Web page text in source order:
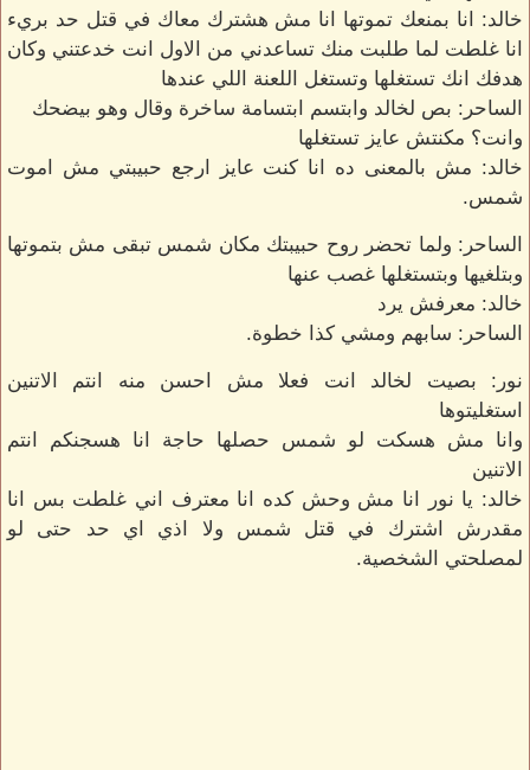
خالد: انا بمنعك تموتها انا مش هشترك معاك في قتل حد بريء
انا غلطت لما طلبت منك تساعدني من الاول انت خدعتني وكان
هدفك انك تستغلها وتستغل اللعنة اللي عندها
الساحر: بص لخالد وابتسم ابتسامة ساخرة وقال وهو بيضحك
وانت؟ مكنتش عايز تستغلها
خالد: مش بالمعنى ده انا كنت عايز ارجع حبيبتي مش اموت
شمس.
الساحر: ولما تحضر روح حبيبتك مكان شمس تبقى مش بتموتها
وبتلغيها وبتستغلها غصب عنها
خالد: معرفش يرد
الساحر: سابهم ومشي كذا خطوة.
نور: بصيت لخالد انت فعلا مش احسن منه انتم الاتنين
استغليتوها
وانا مش هسكت لو شمس حصلها حاجة انا هسجنكم انتم
الاتنين
خالد: يا نور انا مش وحش كده انا معترف اني غلطت بس انا
مقدرش اشترك في قتل شمس ولا اذي اي حد حتى لو
لمصلحتي الشخصية.